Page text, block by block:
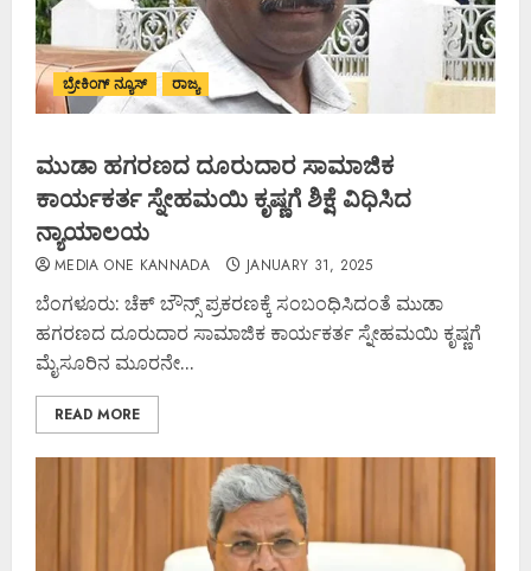
ಬ್ರೇಕಿಂಗ್ ನ್ಯೂಸ್ ರಾಜ್ಯ
ಮುಡಾ ಹಗರಣದ ದೂರುದಾರ ಸಾಮಾಜಿಕ
ಕಾರ್ಯಕರ್ತ ಸ್ನೇಹಮಯಿ ಕೃಷ್ಣಗೆ ಶಿಕ್ಷೆ ವಿಧಿಸಿದ
ನ್ಯಾಯಾಲಯ
MEDIA ONE KANNADA JANUARY 31, 2025
ಬೆಂಗಳೂರು: ಚೆಕ್ ಬೌನ್ಸ್ ಪ್ರಕರಣಕ್ಕೆ ಸಂಬಂಧಿಸಿದಂತೆ ಮುಡಾ
ಹಗರಣದ ದೂರುದಾರ ಸಾಮಾಜಿಕ ಕಾರ್ಯಕರ್ತ ಸ್ನೇಹಮಯಿ ಕೃಷ್ಣಗೆ
ಮೈಸೂರಿನ ಮೂರನೇ...
READ MORE